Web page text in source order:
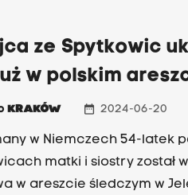
ze Spytkowic
w polskim
KRAKÓW date_range 2024-06-20
w Niemczech 54-latek
matki i siostry został
w areszcie śledczym w